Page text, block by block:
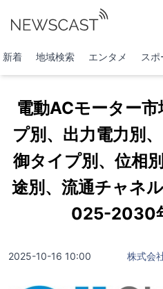
新着 地域検索 エンタメ スポ
電動ACモーター
プ別、出力電力別
御タイプ別、位相
途別、流通チャネ
025-2030
2025-10-16 10:00 株式会